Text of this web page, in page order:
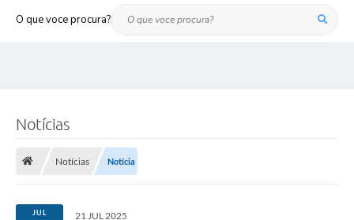
O que voce procura?
Notícias
Notícias Notícia
JUL 21 JUL 2025